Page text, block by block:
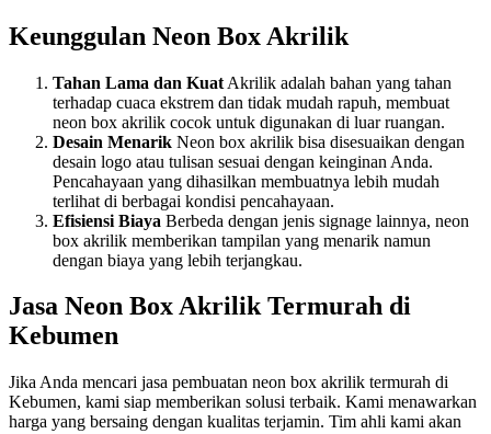
Keunggulan Neon Box Akrilik
Tahan Lama dan Kuat Akrilik adalah bahan yang tahan
terhadap cuaca ekstrem dan tidak mudah rapuh, membuat
neon box akrilik cocok untuk digunakan di luar ruangan.
Desain Menarik Neon box akrilik bisa disesuaikan dengan
desain logo atau tulisan sesuai dengan keinginan Anda.
Pencahayaan yang dihasilkan membuatnya lebih mudah
terlihat di berbagai kondisi pencahayaan.
Efisiensi Biaya Berbeda dengan jenis signage lainnya, neon
box akrilik memberikan tampilan yang menarik namun
dengan biaya yang lebih terjangkau.
Jasa Neon Box Akrilik Termurah di
Kebumen
Jika Anda mencari jasa pembuatan neon box akrilik termurah di
Kebumen, kami siap memberikan solusi terbaik. Kami menawarkan
harga yang bersaing dengan kualitas terjamin. Tim ahli kami akan